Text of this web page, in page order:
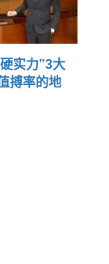
实力”3大
搏率的地